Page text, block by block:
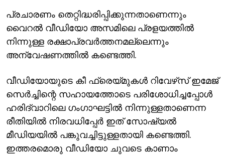
പ്രചാരണം തെറ്റിദ്ധരിപ്പിക്കുന്നതാണെന്നും
വൈറല്‍ വീഡിയോ അസമിലെ പ്രളയത്തില്‍
നിന്നുള്ള രക്ഷാപ്രവര്‍ത്തനമല്ലെന്നും
അന്വേഷണത്തില്‍ കണ്ടെത്തി.
വീഡിയോയുടെ കീ ഫ്രെയ്മുകള്‍ റിവേഴ്‌സ് ഇമേജ്
സെര്‍ച്ചിന്റെ സഹായത്തോടെ പരിശോധിച്ചപ്പോള്‍
ഹരിദ്വാറിലെ ഗംഗാഘട്ടില്‍ നിന്നുള്ളതാണെന്ന
രീതിയില്‍ നിരവധിപ്പേര്‍ ഇത് സോഷ്യല്‍
മീഡിയയില്‍ പങ്കുവച്ചിട്ടുള്ളതായി കണ്ടെത്തി.
ഇത്തരമൊരു വീഡിയോ ചുവടെ കാണാം